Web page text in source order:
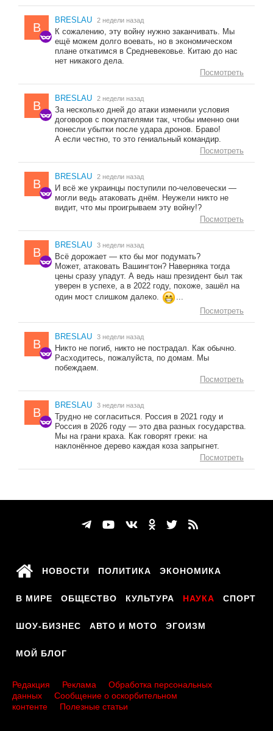
B
BRESLAU 2 недели назад
К сожалению, эту войну нужно заканчивать. Мы
ещё можем долго воевать, но в экономическом
плане откатимся в Средневековье. Китаю до нас
нет никакого дела.
Посмотреть
B
BRESLAU 2 недели назад
За несколько дней до атаки изменили условия
договоров с покупателями так, чтобы именно они
понесли убытки после удара дронов. Браво!
А если честно, то это гениальный командир.
Посмотреть
B
BRESLAU 2 недели назад
И всё же украинцы поступили по-человечески —
могли ведь атаковать днём. Неужели никто не
видит, что мы проигрываем эту войну!?
Посмотреть
B
BRESLAU 3 недели назад
Всё дорожает — кто бы мог подумать?
Может, атаковать Вашингтон? Наверняка тогда
цены сразу упадут. А ведь наш президент был так
уверен в успехе, а в 2022 году, похоже, зашёл на
один мост слишком далеко.
...
Посмотреть
B
BRESLAU 3 недели назад
Никто не погиб, никто не пострадал. Как обычно.
Расходитесь, пожалуйста, по домам. Мы
побеждаем.
Посмотреть
B
BRESLAU 3 недели назад
Трудно не согласиться. Россия в 2021 году и
Россия в 2026 году — это два разных государства.
Мы на грани краха. Как говорят греки: на
наклонённое дерево каждая коза запрыгнет.
Посмотреть
НОВОСТИ ПОЛИТИКА ЭКОНОМИКА
В МИРЕ ОБЩЕСТВО КУЛЬТУРА НАУКА СПОРТ
ШОУ-БИЗНЕС АВТО И МОТО ЭГОИЗМ
МОЙ БЛОГ
Редакция Реклама
Обработка персональных
данных
Сообщение о оскорбительном
контенте
Полезные статьи